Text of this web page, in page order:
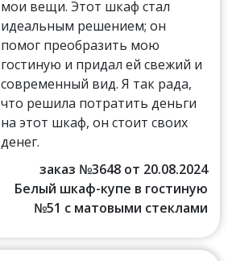
мои вещи. Этот шкаф стал
идеальным решением; он
помог преобразить мою
гостиную и придал ей свежий и
современный вид. Я так рада,
что решила потратить деньги
на этот шкаф, он стоит своих
денег.
заказ №3648 от 20.08.2024
Белый шкаф-купе в гостиную
№51 с матовыми стеклами